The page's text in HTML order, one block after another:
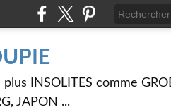
INSOLITES comme
JAPON ...